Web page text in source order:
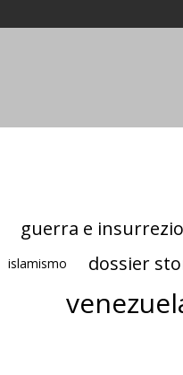
guerra e
islamismo dossier